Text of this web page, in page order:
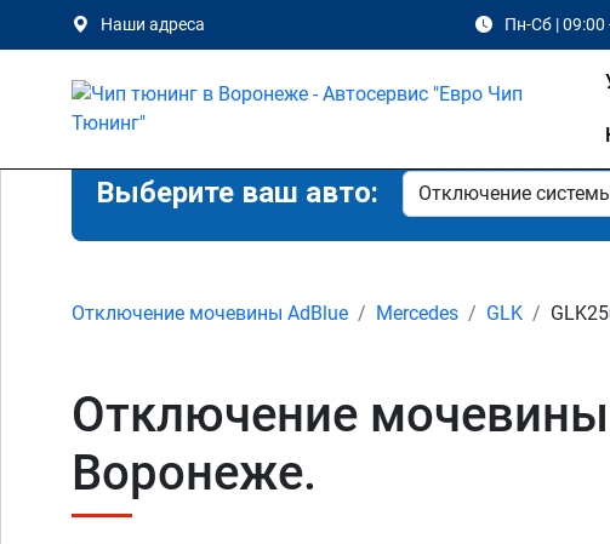
Наши адреса Пн-Сб | 09:00
Выберите ваш авто:
Отключение мочевины AdBlue Mercedes GLK
Отключение мочевины
Воронеже.